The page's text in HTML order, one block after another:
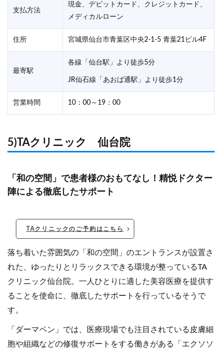
支払方法
現金、デビットカード、クレジットカード、
メディカルローン
住所 宮城県仙台市青葉区中央2-1-5 青葉21ビル4F
最寄駅
各線「仙台駅」より徒歩5分
JR仙石線「あおば通駅」より徒歩1分
営業時間 10：00～19：00
5)TAクリニック 仙台院
「和の空間」で患者様のおもてなし！精悦ドクター
陣による徹底したサポート
TAクリニックのご予約はこちら
落ち着いた雰囲気の「和の空間」のエントランスが設置さ
れた、ゆったりとリラックスできる環境が整っているTA
クリニック仙台院。一人ひとりに適した美容医療を提供す
ることを使命に、徹底したサポートを行っているそうで
す。
「ダーマペン」では、医療現場でも注目されている皮膚細
胞や組織などの修復サポートをする働きがある「エクソソ